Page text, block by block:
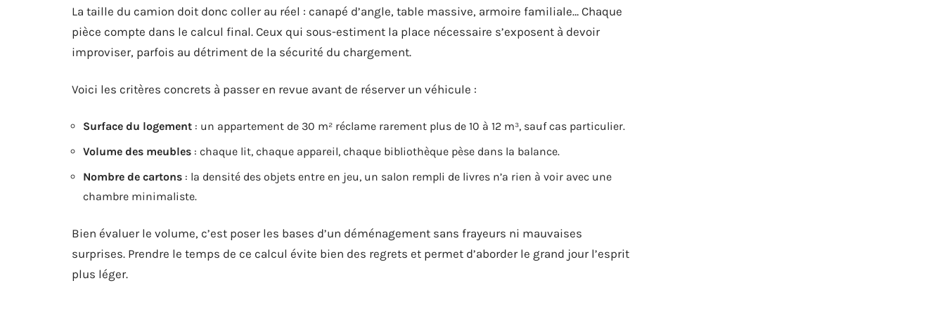
La taille du camion doit donc coller au réel : canapé d’angle, table massive, armoire familiale… Chaque
pièce compte dans le calcul final. Ceux qui sous-estiment la place nécessaire s’exposent à devoir
improviser, parfois au détriment de la sécurité du chargement.
Voici les critères concrets à passer en revue avant de réserver un véhicule :
Surface du logement : un appartement de 30 m² réclame rarement plus de 10 à 12 m³, sauf cas particulier.
Volume des meubles : chaque lit, chaque appareil, chaque bibliothèque pèse dans la balance.
Nombre de cartons : la densité des objets entre en jeu, un salon rempli de livres n’a rien à voir avec une
chambre minimaliste.
Bien évaluer le volume, c’est poser les bases d’un déménagement sans frayeurs ni mauvaises
surprises. Prendre le temps de ce calcul évite bien des regrets et permet d’aborder le grand jour l’esprit
plus léger.